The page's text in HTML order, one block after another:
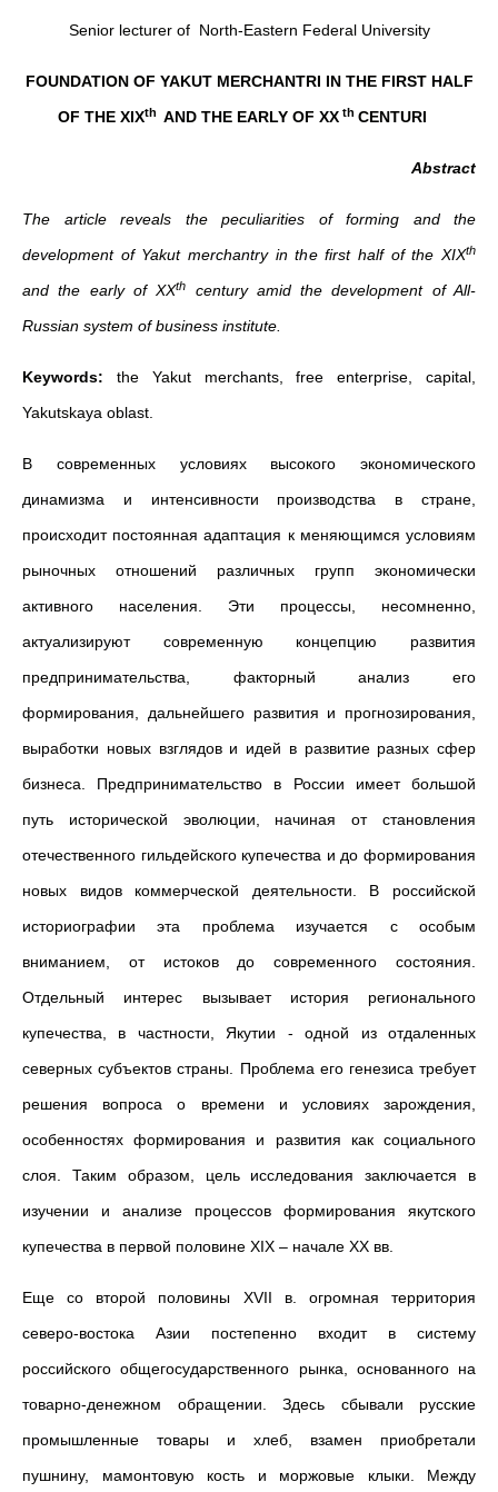
Senior lecturer of North-Eastern Federal University
FOUNDATION OF YAKUT MERCHANTRI IN THE FIRST HALF
OF THE XIXth AND THE EARLY OF XX th CENTURI
Abstract
The article reveals the peculiarities of forming and the
development of Yakut merchantry in the first half of the XIXth
and the early of XXth
century amid the development of All-
Russian system of business institute.
Keywords: the Yakut merchants, free enterprise, capital,
Yakutskaya oblast.
В современных условиях высокого экономического
динамизма и интенсивности производства в стране,
происходит постоянная адаптация к меняющимся условиям
рыночных отношений различных групп экономически
активного населения. Эти процессы, несомненно,
актуализируют современную концепцию развития
предпринимательства, факторный анализ его
формирования, дальнейшего развития и прогнозирования,
выработки новых взглядов и идей в развитие разных сфер
бизнеса. Предпринимательство в России имеет большой
путь исторической эволюции, начиная от становления
отечественного гильдейского купечества и до формирования
новых видов коммерческой деятельности. В российской
историографии эта проблема изучается с особым
вниманием, от истоков до современного состояния.
Отдельный интерес вызывает история регионального
купечества, в частности, Якутии - одной из отдаленных
северных субъектов страны. Проблема его генезиса требует
решения вопроса о времени и условиях зарождения,
особенностях формирования и развития как социального
слоя. Таким образом, цель исследования заключается в
изучении и анализе процессов формирования якутского
купечества в первой половине ХIХ – начале ХХ вв.
Еще со второй половины ХVII в. огромная территория
северо-востока Азии постепенно входит в систему
российского общегосударственного рынка, основанного на
товарно-денежном обращении. Здесь сбывали русские
промышленные товары и хлеб, взамен приобретали
пушнину, мамонтовую кость и моржовые клыки. Между